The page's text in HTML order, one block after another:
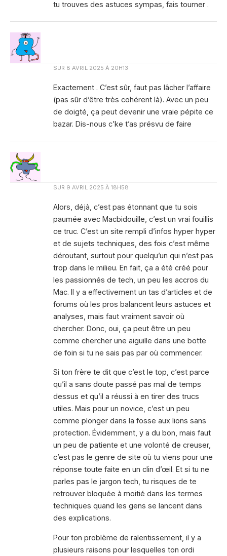
tu trouves des astuces sympas, fais tourner .
SUR 8 AVRIL 2025 À 20H13
Exactement . C’est sûr, faut pas lâcher l’affaire
(pas sûr d’être très cohérent là). Avec un peu
de doigté, ça peut devenir une vraie pépite ce
bazar. Dis-nous c’ke t’as présvu de faire
SUR 9 AVRIL 2025 À 18H58
Alors, déjà, c’est pas étonnant que tu sois
paumée avec Macbidouille, c’est un vrai fouillis
ce truc. C’est un site rempli d’infos hyper hyper
et de sujets techniques, des fois c’est même
déroutant, surtout pour quelqu’un qui n’est pas
trop dans le milieu. En fait, ça a été créé pour
les passionnés de tech, un peu les accros du
Mac. Il y a effectivement un tas d’articles et de
forums où les pros balancent leurs astuces et
analyses, mais faut vraiment savoir où
chercher. Donc, oui, ça peut être un peu
comme chercher une aiguille dans une botte
de foin si tu ne sais pas par où commencer.
Si ton frère te dit que c’est le top, c’est parce
qu’il a sans doute passé pas mal de temps
dessus et qu’il a réussi à en tirer des trucs
utiles. Mais pour un novice, c’est un peu
comme plonger dans la fosse aux lions sans
protection. Évidemment, y a du bon, mais faut
un peu de patiente et une volonté de creuser,
c’est pas le genre de site où tu viens pour une
réponse toute faite en un clin d’œil. Et si tu ne
parles pas le jargon tech, tu risques de te
retrouver bloquée à moitié dans les termes
techniques quand les gens se lancent dans
des explications.
Pour ton problème de ralentissement, il y a
plusieurs raisons pour lesquelles ton ordi